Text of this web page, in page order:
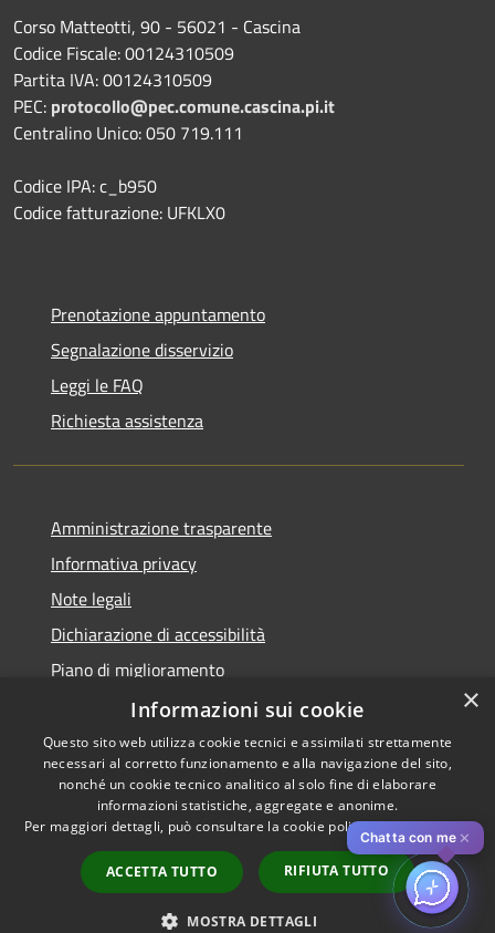
Corso Matteotti, 90 - 56021 - Cascina
Codice Fiscale: 00124310509
Partita IVA: 00124310509
PEC: protocollo@pec.comune.cascina.pi.it
Centralino Unico: 050 719.111
Codice IPA: c_b950
Codice fatturazione: UFKLX0
Prenotazione appuntamento
Segnalazione disservizio
Leggi le FAQ
Richiesta assistenza
Amministrazione trasparente
Informativa privacy
Note legali
Dichiarazione di accessibilità
Piano di miglioramento
Accessibilità
Privacy
Mappa del sito
Obiettivi di accessibilità
Copyright © 2026 • Comune di
Cascina • Powered by
Municipium•Accesso
redazione
Chatta con me ✕
×
Informazioni sui cookie
Questo sito web utilizza cookie tecnici e assimilati strettamente
necessari al corretto funzionamento e alla navigazione del sito,
nonché un cookie tecnico analitico al solo fine di elaborare
informazioni statistiche, aggregate e anonime.
Per maggiori dettagli, può consultare la cookie policy al seguentelink
ACCETTA TUTTO RIFIUTA TUTTO
MOSTRA DETTAGLI